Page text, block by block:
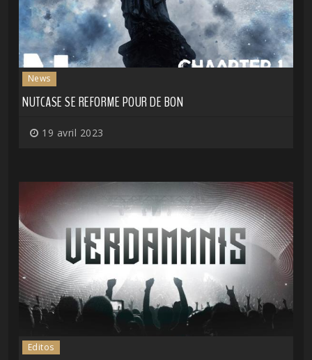
News
NUTCASE SE REFORME POUR DE BON
19 avril 2023
Editos